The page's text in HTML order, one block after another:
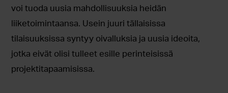
voi tuoda uusia mahdollisuuksia heidän
liiketoimintaansa. Usein juuri tällaisissa
tilaisuuksissa syntyy oivalluksia ja uusia ideoita,
jotka eivät olisi tulleet esille perinteisissä
projektitapaamisissa.